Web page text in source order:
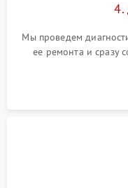
4.
Мы проведем
ее ремонта и сразу